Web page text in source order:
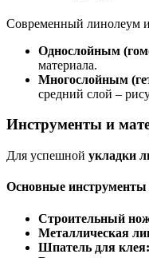
Современный линолеум
Однослойным
материала.
Многослойным
средний слой –
Инструменты и
Для успешной укладки
Основные
Строительный
Металлическая
Шпатель для клея: